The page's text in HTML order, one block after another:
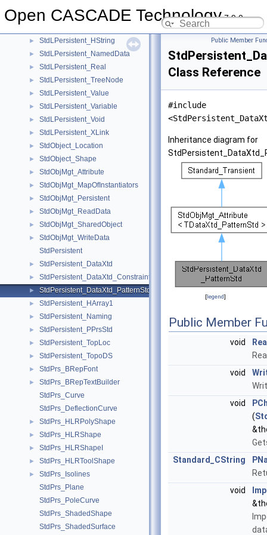
Open CASCADE Technology7.9.0
► StdLPersistent_HArray1
► StdLPersistent_HString
► StdLPersistent_NamedData
► StdLPersistent_Real
► StdLPersistent_TreeNode
► StdLPersistent_Value
► StdLPersistent_Variable
► StdLPersistent_Void
► StdLPersistent_XLink
► StdObject_Location
► StdObject_Shape
► StdObjMgt_Attribute
► StdObjMgt_MapOfInstantiators
► StdObjMgt_Persistent
► StdObjMgt_ReadData
► StdObjMgt_SharedObject
►
StdObjMgt_WriteData
StdPersistent
► StdPersistent_DataXtd
► StdPersistent_DataXtd_Constraint
► StdPersistent_DataXtd_PatternStd
► StdPersistent_HArray1
► StdPersistent_Naming
► StdPersistent_PPrsStd
► StdPersistent_TopLoc
► StdPersistent_TopoDS
► StdPrs_BRepFont
►
StdPrs_BRepTextBuilder
StdPrs_Curve
StdPrs_DeflectionCurve
► StdPrs_HLRPolyShape
► StdPrs_HLRShape
► StdPrs_HLRShapeI
► StdPrs_HLRToolShape
►
StdPrs_Isolines
StdPrs_Plane
StdPrs_PoleCurve
StdPrs_ShadedShape
StdPrs_ShadedSurface
Public Member
Class Reference
#include
Inheritance diagram for
[legend]
Public Member
void
void
void
(
Standard_CString
void